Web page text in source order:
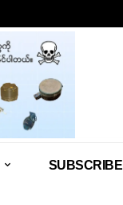
SUBSCRIBE